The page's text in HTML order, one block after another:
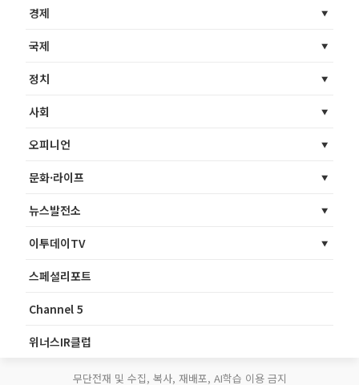
경제
국제
정치
사회
오피니언
문화·라이프
뉴스발전소
이투데이TV
스페셜리포트
Channel 5
위너스IR클럽
무단전재 및 수집, 복사, 재배포, AI학습 이용 금지